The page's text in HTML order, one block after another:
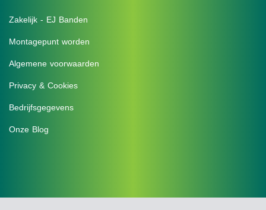
Zakelijk - EJ Banden
Montagepunt worden
Algemene voorwaarden
Privacy & Cookies
Bedrijfsgegevens
Onze Blog